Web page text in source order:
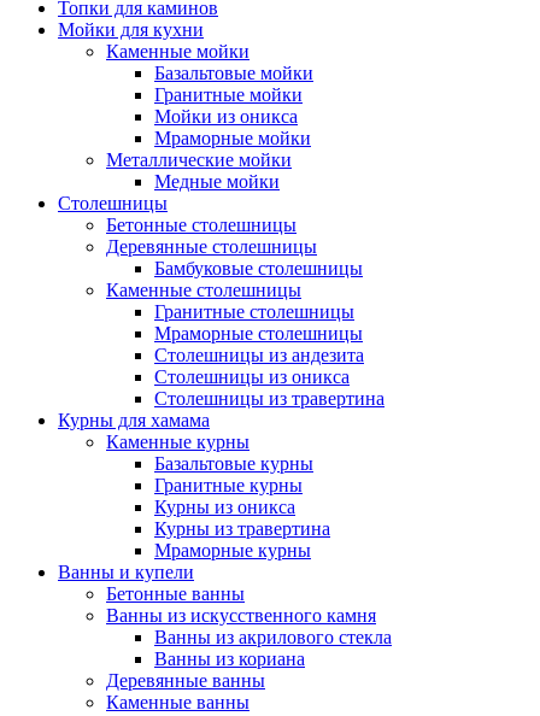
Топки для каминов
Мойки для кухни
Каменные мойки
Базальтовые мойки
Гранитные мойки
Мойки из оникса
Мраморные мойки
Металлические мойки
Медные мойки
Столешницы
Бетонные столешницы
Деревянные столешницы
Бамбуковые столешницы
Каменные столешницы
Гранитные столешницы
Мраморные столешницы
Столешницы из андезита
Столешницы из оникса
Столешницы из травертина
Курны для хамама
Каменные курны
Базальтовые курны
Гранитные курны
Курны из оникса
Курны из травертина
Мраморные курны
Ванны и купели
Бетонные ванны
Ванны из искусственного камня
Ванны из акрилового стекла
Ванны из кориана
Деревянные ванны
Каменные ванны